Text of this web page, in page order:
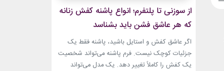
از سوزنی تا پلتفرم؛ انواع پاشنه کفش زنانه
که هر عاشق فشن باید بشناسد
اگر عاشق کفش و استایل باشید، پاشنه فقط یک
جزئیات کوچک نیست. فرم پاشنه می‌تواند شخصیت
یک کفش را کاملاً تغییر دهد. یک مدل می‌تواند